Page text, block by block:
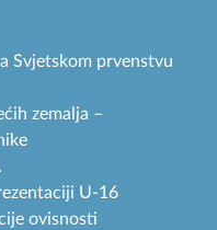
Svjetskom prvenstvu
zemalja –
U-16
ovisnosti